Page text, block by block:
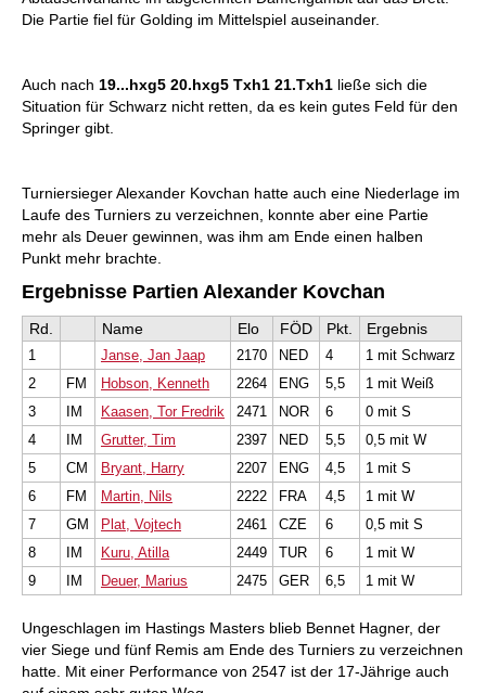
Die Partie fiel für Golding im Mittelspiel auseinander.
Auch nach 19...hxg5 20.hxg5 Txh1 21.Txh1 ließe sich die
Situation für Schwarz nicht retten, da es kein gutes Feld für den
Springer gibt.
Turniersieger Alexander Kovchan hatte auch eine Niederlage im
Laufe des Turniers zu verzeichnen, konnte aber eine Partie
mehr als Deuer gewinnen, was ihm am Ende einen halben
Punkt mehr brachte.
Ergebnisse Partien Alexander Kovchan
Rd. Name Elo FÖD Pkt. Ergebnis
1 Janse, Jan Jaap 2170 NED 4
1 mit Schwarz
2
FM Hobson, Kenneth 2264 ENG 5,5
1 mit Weiß
3
IM Kaasen, Tor Fredrik 2471 NOR 6
0 mit S
4
IM Grutter, Tim 2397 NED 5,5
0,5 mit W
5
CM Bryant, Harry 2207 ENG 4,5
1 mit S
6
FM Martin, Nils 2222 FRA 4,5
1 mit W
7
GM Plat, Vojtech 2461 CZE 6
0,5 mit S
8
IM Kuru, Atilla 2449 TUR 6
1 mit W
9
IM Deuer, Marius 2475 GER 6,5 1 mit W
Ungeschlagen im Hastings Masters blieb Bennet Hagner, der
vier Siege und fünf Remis am Ende des Turniers zu verzeichnen
hatte. Mit einer Performance von 2547 ist der 17-Jährige auch